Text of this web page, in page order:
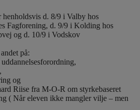
henholdsvis d. 8/9 i Valby hos
Fagforening, d. 9/9 i Kolding hos
og d. 10/9 i Vodskov
på:
og
Riise fra M-O-R om styrkebaseret
( Når eleven ikke mangler vilje – men